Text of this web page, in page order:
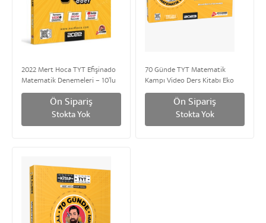
2022 Mert Hoca TYT Efişinado
Matematik Denemeleri – 10’lu
Deneme | Mert Hoca Yayınları
Ön Sipariş
Stokta Yok
70 Günde TYT Matematik
Kampı Video Ders Kitabı Eko
boy| Mert Hoca Yayınları
Ön Sipariş
Stokta Yok